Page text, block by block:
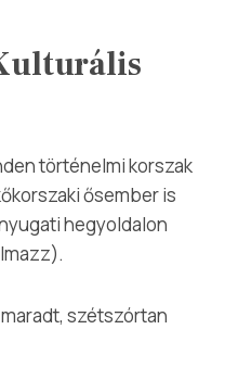
történelmi korszak
ősember is
hegyoldalon
szétszórtan